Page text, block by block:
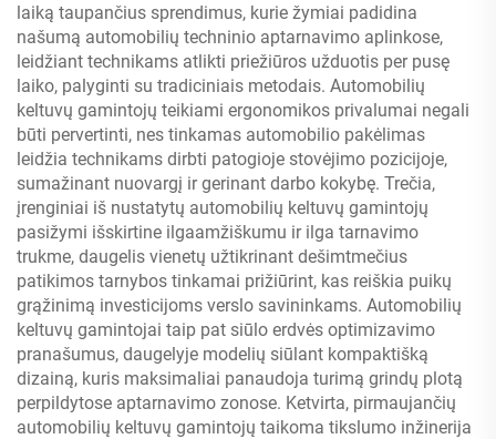
laiką taupančius sprendimus, kurie žymiai padidina
našumą automobilių techninio aptarnavimo aplinkose,
leidžiant technikams atlikti priežiūros užduotis per pusę
laiko, palyginti su tradiciniais metodais. Automobilių
keltuvų gamintojų teikiami ergonomikos privalumai negali
būti pervertinti, nes tinkamas automobilio pakėlimas
leidžia technikams dirbti patogioje stovėjimo pozicijoje,
sumažinant nuovargį ir gerinant darbo kokybę. Trečia,
įrenginiai iš nustatytų automobilių keltuvų gamintojų
pasižymi išskirtine ilgaamžiškumu ir ilga tarnavimo
trukme, daugelis vienetų užtikrinant dešimtmečius
patikimos tarnybos tinkamai prižiūrint, kas reiškia puikų
grąžinimą investicijoms verslo savininkams. Automobilių
keltuvų gamintojai taip pat siūlo erdvės optimizavimo
pranašumus, daugelyje modelių siūlant kompaktišką
dizainą, kuris maksimaliai panaudoja turimą grindų plotą
perpildytose aptarnavimo zonose. Ketvirta, pirmaujančių
automobilių keltuvų gamintojų taikoma tikslumo inžinerija